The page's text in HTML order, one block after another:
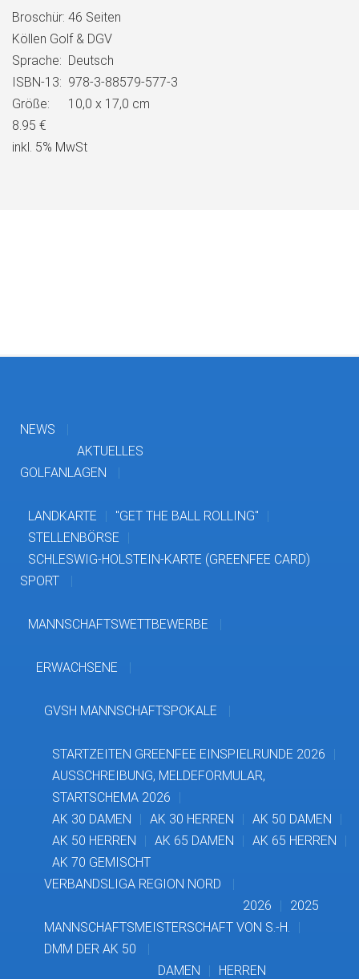
Broschür: 46 Seiten
Köllen Golf & DGV
Sprache: Deutsch
ISBN-13: 978-3-88579-577-3
Größe:
10,0 x 17,0 cm
8.95 €
inkl. 5% MwSt
NEWS
AKTUELLES
GOLFANLAGEN
LANDKARTE
"GET THE BALL ROLLING"
STELLENBÖRSE
SCHLESWIG-HOLSTEIN-KARTE (GREENFEE CARD)
SPORT
MANNSCHAFTSWETTBEWERBE
ERWACHSENE
GVSH MANNSCHAFTSPOKALE
STARTZEITEN GREENFEE EINSPIELRUNDE 2026
AUSSCHREIBUNG, MELDEFORMULAR,
STARTSCHEMA 2026
AK 30 DAMEN
AK 30 HERREN
AK 50 DAMEN
AK 50 HERREN
AK 65 DAMEN
AK 65 HERREN
AK 70 GEMISCHT
VERBANDSLIGA REGION NORD
2026
2025
MANNSCHAFTSMEISTERSCHAFT VON S.-H.
DMM DER AK 50
DAMEN
HERREN